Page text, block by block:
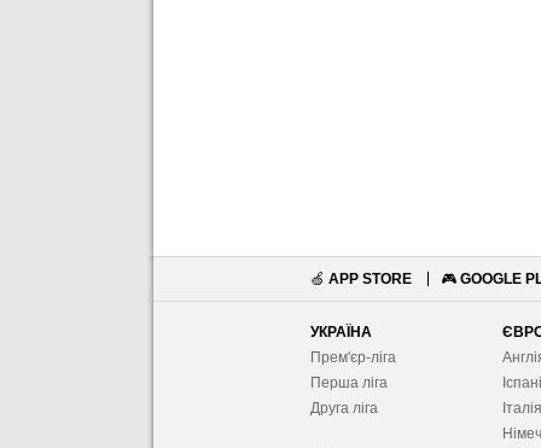
🍏 APP STORE 🎮 GOOGLE
УКРАЇНА
Прем'єр-ліга
Перша ліга
Друга ліга
Італія